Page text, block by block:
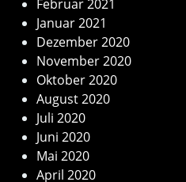
Februar 2021
Januar 2021
Dezember 2020
November 2020
Oktober 2020
August 2020
Juli 2020
Juni 2020
Mai 2020
April 2020